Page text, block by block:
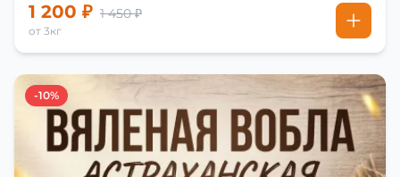
1 200 ₽ 1 450 ₽
от 3кг
-10%